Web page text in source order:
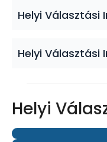
Helyi Választási
Helyi
Helyi